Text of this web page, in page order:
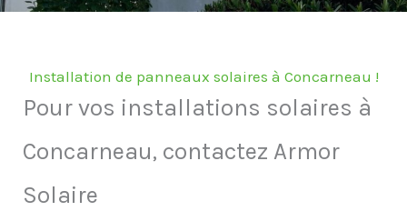
Installation de panneaux solaires à Concarneau !
Pour vos installations solaires à
Concarneau, contactez Armor
Solaire